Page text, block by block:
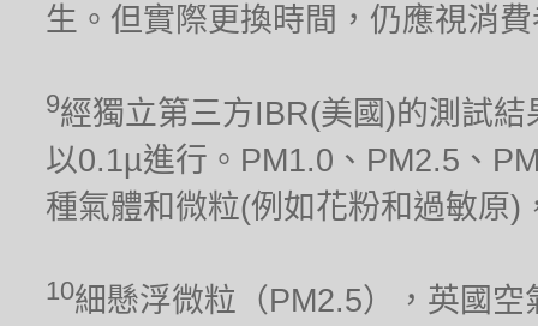
生。但實際更換時間，仍應視消
9經獨立第三方IBR(美國)的測試
以0.1µ進行。PM1.0、PM2.5、
種氣體和微粒(例如花粉和過敏原
10細懸浮微粒（PM2.5），英國空